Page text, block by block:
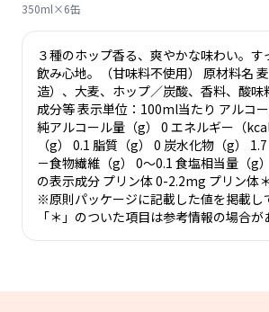
350ml×6缶
３種のホップ香る、爽やかな味わい。す
飲み心地。（甘味料不使用） 原材料名
造）、大麦、ホップ／炭酸、香料、酸味
成分等 表示単位：100ml当たり アルコ
純アルコール量（g） 0 エネルギー（
（g） 0.1 脂質（g） 0 炭水化物（g）
－食物繊維（g） 0～0.1 食塩相当量（g
の表示成分 プリン体 0-2.2mg プリン体
※原則パッケージに記載した値を掲載し
「＊」のついた項目は参考情報の場合が